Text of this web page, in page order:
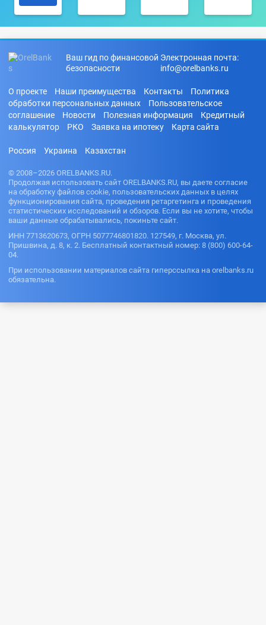
Ваш гид по финансовой
безопасности
Электронная почта:
info@orelbanks.ru
О проекте Наши преимущества Контакты
Политика
обработки персональных данных
Пользовательское
соглашение
Новости Полезная информация
Кредитный
калькулятор
РКО Заявка на ипотеку Карта сайта
Россия Украина Казахстан
© 2008–2026 ORELBANKS.RU.
Продолжая использовать сайт ORELBANKS.RU, вы даете согласие
на обработку файлов cookie, пользовательских данных в целях
функционирования сайта, проведения ретаргетинга и проведения
статистических исследований и обзоров. Если вы не хотите, чтобы
ваши данные обрабатывались, покиньте сайт.
ИНН 7713620673, ОГРН 5077746801820. 127549, г. Москва, ул.
Пришвина, д. 8, к. 2. Бесплатный контактный номер: 8 (800) 600-64-
04.
При использовании материалов сайта гиперссылка на orelbanks.ru
обязательна.